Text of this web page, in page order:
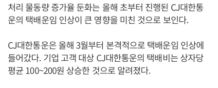
처리 물동량 증가율 둔화는 올해 초부터 진행된 CJ대한통
운의 택배운임 인상이 큰 영향을 미친 것으로 보인다.
CJ대한통운은 올해 3월부터 본격적으로 택배운임 인상에
들어갔다. 기업 고객 대상 CJ대한통운의 택배비는 상자당
평균 100~200원 상승한 것으로 알려졌다.